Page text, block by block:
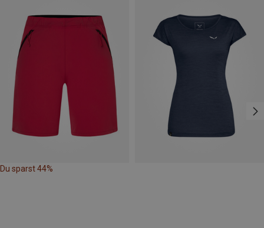
Du sparst 44%